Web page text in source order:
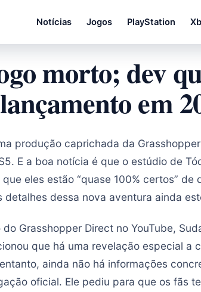
Notícias Jogos PlayStation
morto; dev
em
produção caprichada da
E a boa notícia é que o estúdio de
eles estão “quase 100% certos” de
detalhes dessa nova aventura ainda
Grasshopper Direct no YouTube,
que há uma revelação especial a
ainda não há informações
oficial. Ele pediu para que os fãs